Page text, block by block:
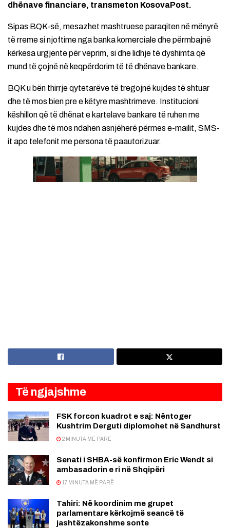
dhënave financiare, transmeton KosovaPost.
Sipas BQK-së, mesazhet mashtruese paraqiten në mënyrë
të rreme si njoftime nga banka komerciale dhe përmbajnë
kërkesa urgjente për veprim, si dhe lidhje të dyshimta që
mund të çojnë në keqpërdorim të të dhënave bankare.
BQK u bën thirrje qytetarëve të tregojnë kujdes të shtuar
dhe të mos bien pre e këtyre mashtrimeve. Institucioni
këshillon që të dhënat e kartelave bankare të ruhen me
kujdes dhe të mos ndahen asnjëherë përmes e-mailit, SMS-
it apo telefonit me persona të paautorizuar.
Të ngjajshme
FSK forcon kuadrot e saj: Nëntoger
Kushtrim Derguti diplomohet në Sandhurst
2 MINUTA MË PARË
Senati i SHBA-së konfirmon Eric Wendt si
ambasadorin e ri në Shqipëri
17 MINUTA MË PARË
Tahiri: Në koordinim me grupet
parlamentare kërkojmë seancë të
jashtëzakonshme sonte